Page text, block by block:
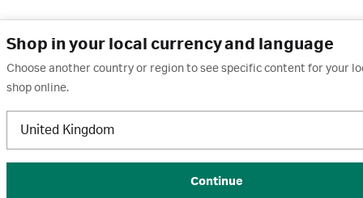
Shop in your local currency and language
Choose another country or region to see specific content for your
shop online.
United Kingdom
Continue